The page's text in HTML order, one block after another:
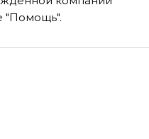
"Помощь".